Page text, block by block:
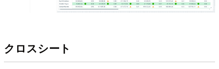
クロスシート